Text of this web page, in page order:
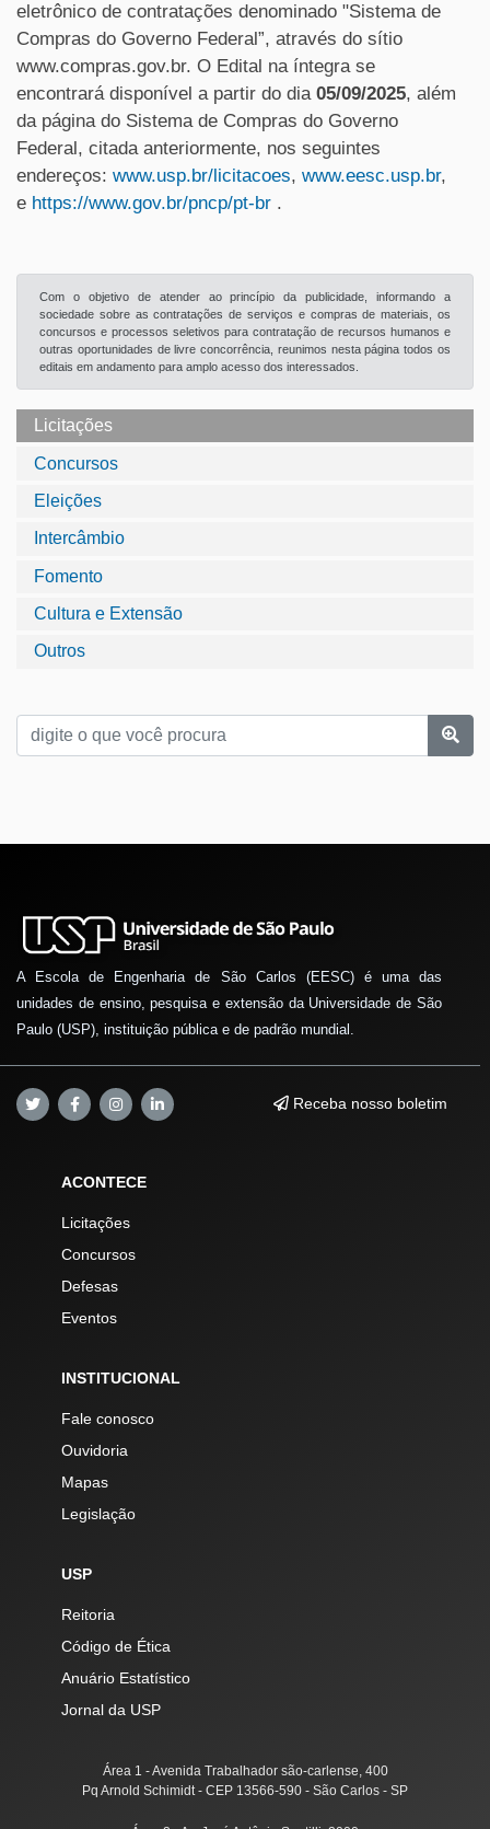
Licitações
Concursos
Eleições
Intercâmbio
Fomento
Cultura e Extensão
Outros
eletrônico de contratações denominado "Sistema de
Compras do Governo Federal”, através do sítio
www.compras.gov.br. O Edital na íntegra se
encontrará disponível a partir do dia 05/09/2025, além
da página do Sistema de Compras do Governo
Federal, citada anteriormente, nos seguintes
endereços: www.usp.br/licitacoes, www.eesc.usp.br,
e https://www.gov.br/pncp/pt-br .
Com o objetivo de atender ao princípio da publicidade, informando a
sociedade sobre as contratações de serviços e compras de materiais, os
concursos e processos seletivos para contratação de recursos humanos e
outras oportunidades de livre concorrência, reunimos nesta página todos os
editais em andamento para amplo acesso dos interessados.
A Escola de Engenharia de São Carlos (EESC) é uma das
unidades de ensino, pesquisa e extensão da Universidade de São
Paulo (USP), instituição pública e de padrão mundial.
Receba nosso boletim
ACONTECE
Licitações
Concursos
Defesas
Eventos
INSTITUCIONAL
Fale conosco
Ouvidoria
Mapas
Legislação
USP
Reitoria
Código de Ética
Anuário Estatístico
Jornal da USP
Área 1 - Avenida Trabalhador são-carlense, 400
Pq Arnold Schimidt - CEP 13566-590 - São Carlos - SP